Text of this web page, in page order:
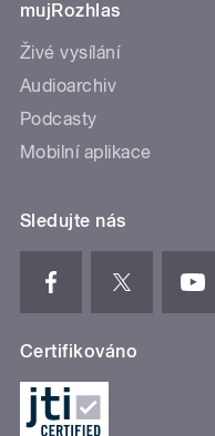
mujRozhlas
Živé vysílání
Audioarchiv
Podcasty
Mobilní aplikace
Sledujte nás
Certifikováno